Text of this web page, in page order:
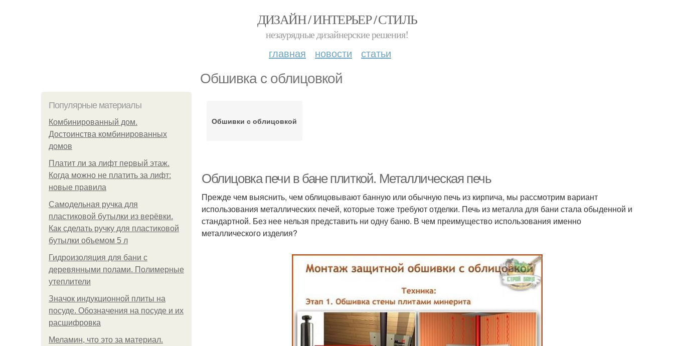
ДИЗАЙН / ИНТЕРЬЕР / СТИЛЬ
незаурядные дизайнерские решения!
главная новости статьи
Обшивка с облицовкой
Популярные материалы
Комбинированный дом.
Достоинства комбинированных
домов
Платит ли за лифт первый этаж.
Когда можно не платить за лифт:
новые правила
Самодельная ручка для
пластиковой бутылки из верёвки.
Как сделать ручку для пластиковой
бутылки объемом 5 л
Гидроизоляция для бани с
деревянными полами. Полимерные
утеплители
Значок индукционной плиты на
посуде. Обозначения на посуде и их
расшифровка
Меламин, что это за материал.
Обшивки с облицовкой
Облицовка печи в бане плиткой. Металлическая печь
Прежде чем выяснить, чем облицовывают банную или обычную печь из кирпича, мы рассмотрим вариант
использования металлических печей, которые тоже требуют отделки. Печь из металла для бани стала обыденной и
стандартной. Без нее нельзя представить ни одну баню. В чем преимущество использования именно
металлического изделия?